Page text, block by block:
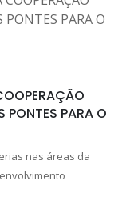
PONTES PARA O
nas áreas da